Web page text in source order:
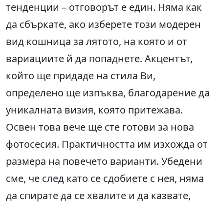
тенденции – отговорът е един. Няма как
да сбъркате, ако изберете този модерен
вид кошница за лятото, на която и от
вариациите й да попаднете. Акцентът,
който ще придаде на стила Ви,
определено ще изпъква, благодарение да
уникалната визия, която притежава.
Освен това вече ще сте готови за нова
фотосесия. Практичността им изхожда от
размера на повечето варианти. Убедени
сме, че след като се сдобиете с нея, няма
да спирате да се хвалите и да казвате,